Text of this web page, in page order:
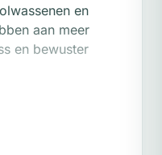
en
aan meer
en bewuster
dan contact
pagina.